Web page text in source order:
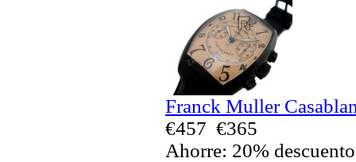
Franck Muller
€457 €365
Ahorre: 20% descuento